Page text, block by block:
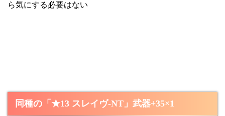
ら気にする必要はない
同種の「★13 スレイヴ-NT」武器+35×1